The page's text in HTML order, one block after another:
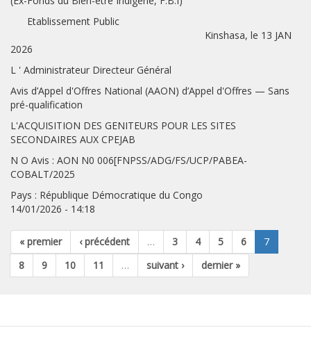
Etablissement Public
Kinshasa, le 13 JAN
2026
L ' Administrateur Directeur Général
Avis d’Appel d'Offres National (AAON) d’Appel d'Offres — Sans
pré-qualification
L'ACQUISITION DES GENITEURS POUR LES SITES
SECONDAIRES AUX CPEJAB
N O Avis : AON N0 006[FNPSS/ADG/FS/UCP/PABEA-
COBALT/2025
Pays : République Démocratique du Congo
14/01/2026 - 14:18
« premier ‹ précédent … 3 4 5 6
7
8
9 10 11 … suivant › dernier »